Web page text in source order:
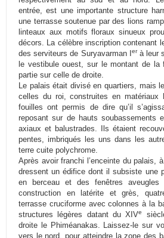
entrée, est une importante structure
une terrasse soutenue par des lions
linteaux aux motifs floraux sinueux
décors. La célèbre inscription contenant
des serviteurs de Suryavarman I
erà leur
le vestibule ouest, sur le montant de la
partie sur celle de droite.
Le palais était divisé en quartiers, mais
celles du roi, construites en matériaux
fouilles ont permis de dire qu’il
reposant sur de hauts soubassements
axiaux et balustrades. Ils étaient
pentes, imbriqués les uns dans les
terre cuite polychrome.
Après avoir franchi l’enceinte du palais,
dressent un édifice dont il subsiste une
en berceau et des fenêtres
construction en latérite et grès,
terrasse cruciforme avec colonnes à la
structures légères datant du XIVe
droite le Phiméanakas. Laissez-le sur
vers le nord, pour atteindre la zone des